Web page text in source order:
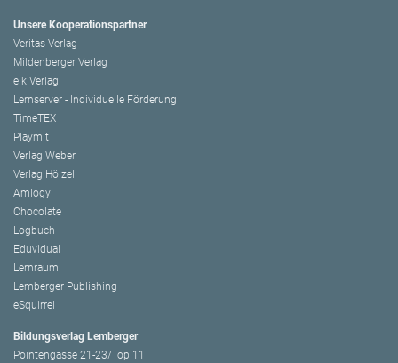
Unsere Kooperationspartner
Veritas Verlag
Mildenberger Verlag
elk Verlag
Lernserver - Individuelle Förderung
TimeTEX
Playmit
Verlag Weber
Verlag Hölzel
Amlogy
Chocolate
Logbuch
Eduvidual
Lernraum
Lemberger Publishing
eSquirrel
Bildungsverlag Lemberger
Pointengasse 21-23/Top 11